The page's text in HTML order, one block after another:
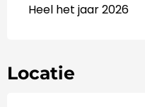
Heel het jaar 2026
Locatie